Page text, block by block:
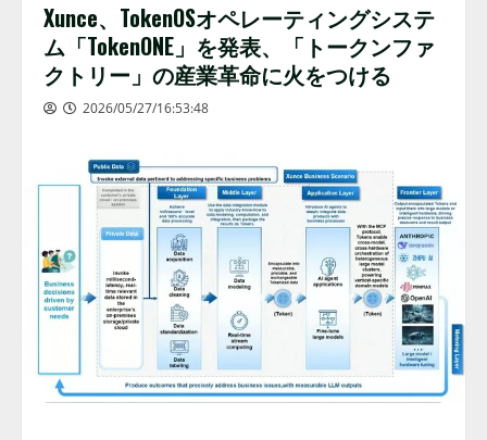
Xunce、TokenOSオペレーティングシステ
ム「TokenONE」を発表、「トークンファ
クトリー」の産業革命に火をつける
2026/05/27/16:53:48